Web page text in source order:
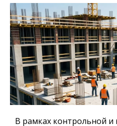
В рамках контрольной и